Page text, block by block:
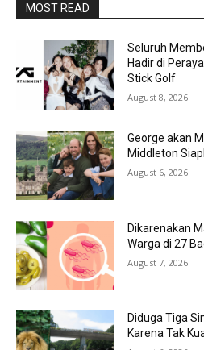
MOST READ
Seluruh
Hadir di
Stick Golf
August 8, 2026
George akan
Middleton
August 6, 2026
Dikarenakan
Warga di 27
August 7, 2026
Diduga Tiga
Karena Tak